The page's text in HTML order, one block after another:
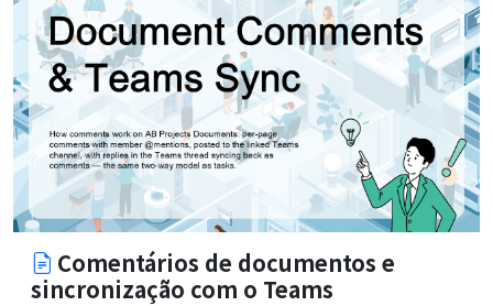
Comentários de documentos e
sincronização com o Teams